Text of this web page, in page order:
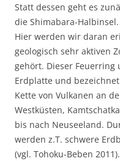
Statt dessen geht es
die Shimabara-Halbinsel.
Hier werden wir daran
geologisch sehr aktiven
gehört. Dieser Feuerring
Erdplatte und
Kette von Vulkanen an
Westküsten,
bis nach Neuseeland.
werden z.T. schwere
(vgl. Tohoku-Beben